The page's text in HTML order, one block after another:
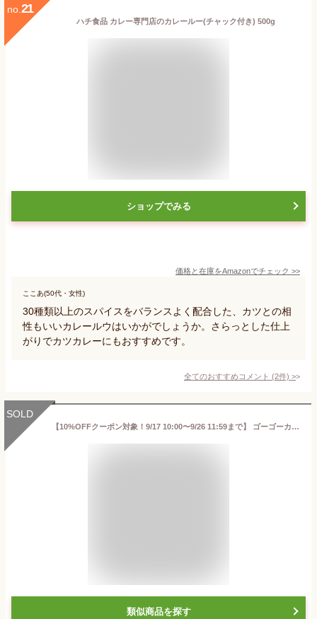
no. 21
ハチ食品 カレー専門店のカレールー(チャック付き) 500g
ショップでみる
価格と在庫をAmazonでチェック >>
ここあ(50代・女性)
30種類以上のスパイスをバランスよく配合した、カツとの相
性もいいカレールウはいかがでしょうか。さらっとした仕上
がりでカツカレーにもおすすめです。
全てのおすすめコメント (2件) >
SOLD
【10%OFFクーポン対象！9/17 10:00〜9/26 11:59まで】 ゴーゴーカレー 中辛 10食 セット カレー レトルト レトルト食品 お取り寄せグルメ お取り寄せ レトルトカレー
類似商品を探す